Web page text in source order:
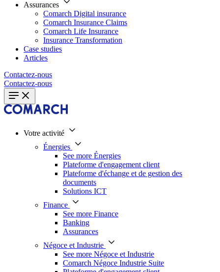
Assurances
Comarch Digital insurance
Comarch Insurance Claims
Comarch Life Insurance
Insurance Transformation
Case studies
Articles
Contactez-nous
Contactez-nous
Votre activité
Énergies
See more Énergies
Plateforme d'engagement client
Plateforme d'échange et de gestion des
documents
Solutions ICT
Finance
See more Finance
Banking
Assurances
Négoce et Industrie
See more Négoce et Industrie
Comarch Négoce Industrie Suite